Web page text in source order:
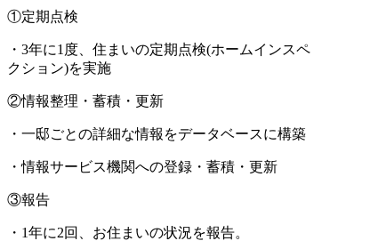
①定期点検
・3年に1度、住まいの定期点検(ホームインスペ
クション)を実施
②情報整理・蓄積・更新
・一邸ごとの詳細な情報をデータベースに構築
・情報サービス機関への登録・蓄積・更新
③報告
・1年に2回、お住まいの状況を報告。